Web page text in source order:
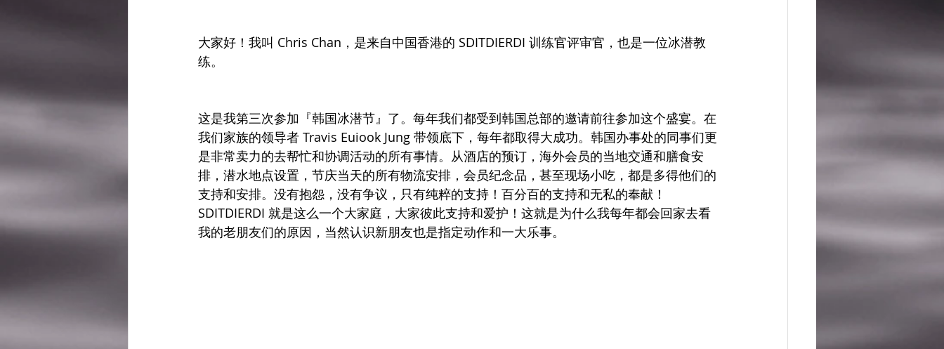
大家好！我叫 Chris Chan，是来自中国香港的 SDITDIERDI 训练官评审官，也是一位冰潜教
练。
这是我第三次参加『韩国冰潜节』了。每年我们都受到韩国总部的邀请前往参加这个盛宴。在
我们家族的领导者 Travis Euiook Jung 带领底下，每年都取得大成功。韩国办事处的同事们更
是非常卖力的去帮忙和协调活动的所有事情。从酒店的预订，海外会员的当地交通和膳食安
排，潜水地点设置，节庆当天的所有物流安排，会员纪念品，甚至现场小吃，都是多得他们的
支持和安排。没有抱怨，没有争议，只有纯粹的支持！百分百的支持和无私的奉献！
SDITDIERDI 就是这么一个大家庭，大家彼此支持和爱护！这就是为什么我每年都会回家去看
我的老朋友们的原因，当然认识新朋友也是指定动作和一大乐事。